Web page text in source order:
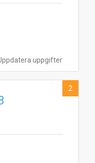
uppgifter
2